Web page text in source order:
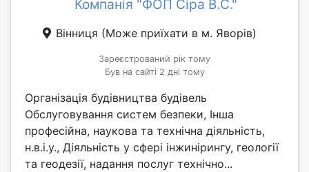
Компанія "ФОП Сіра В.С."
Вінниця (Може приїхати в м. Яворів)
Зареєстрований рік тому
Був на сайті 2 дні тому
Організація будівництва будівель
Обслуговування систем безпеки, Інша
професійна, наукова та технічна діяльність,
н.в.і.у., Діяльність у сфері інжинірингу, геології
та геодезії, надання послуг технічно...